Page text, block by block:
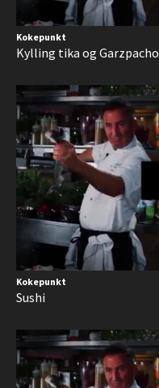
Kokepunkt
Kylling tika og Garzpacho
Kokepunkt
Sushi